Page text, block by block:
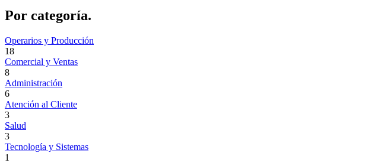
Por categoría.
Operarios y Producción
18
Comercial y Ventas
8
Administración
6
Atención al Cliente
3
Salud
3
Tecnología y Sistemas
1